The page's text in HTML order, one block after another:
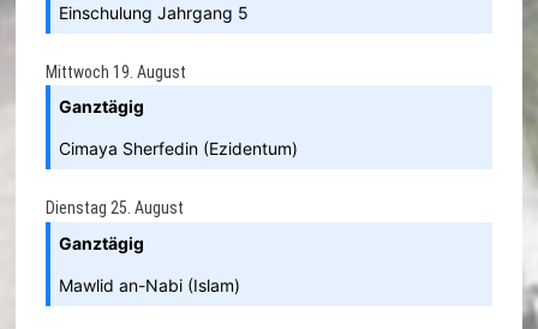
Einschulung Jahrgang 5
Mittwoch 19. August
Ganztägig
Cimaya Sherfedin (Ezidentum)
Dienstag 25. August
Ganztägig
Mawlid an-Nabi (Islam)